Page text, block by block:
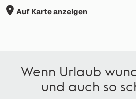
Auf Karte anzeigen
Wenn Urlaub
und auch so